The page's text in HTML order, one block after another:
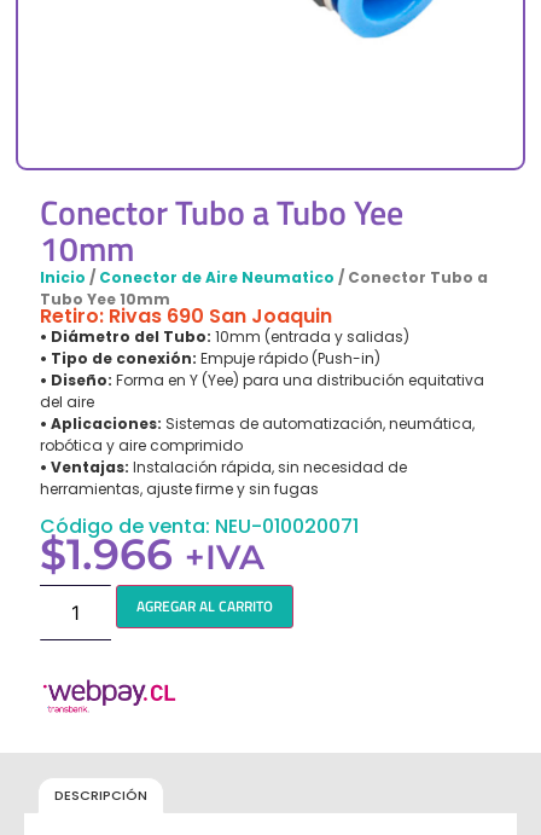
Conector Tubo a Tubo Yee
10mm
Inicio / Conector de Aire Neumatico / Conector Tubo a
Tubo Yee 10mm
Retiro: Rivas 690 San Joaquin
• Diámetro del Tubo: 10mm (entrada y salidas)
• Tipo de conexión: Empuje rápido (Push-in)
• Diseño: Forma en Y (Yee) para una distribución equitativa
del aire
• Aplicaciones: Sistemas de automatización, neumática,
robótica y aire comprimido
• Ventajas: Instalación rápida, sin necesidad de
herramientas, ajuste firme y sin fugas
Código de venta: NEU-010020071
$1.966 +IVA
AGREGAR AL CARRITO
DESCRIPCIÓN